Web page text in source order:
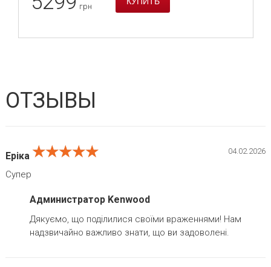
грн
ОТЗЫВЫ
Еріка ★★★★★
★★★★★
★★★★★ 04.02.2026
Супер
Администратор Kenwood
Дякуємо, що поділилися своїми враженнями! Нам
надзвичайно важливо знати, що ви задоволені.